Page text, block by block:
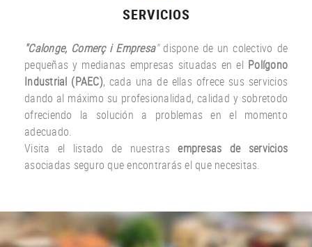
SERVICIOS
"Calonge, Comerç i Empresa"dispone de un colectivo de
pequeñas y medianas empresas situadas en el Polígono
Industrial (PAEC), cada una de ellas ofrece sus servicios
dando al máximo su profesionalidad, calidad y sobretodo
ofreciendo la solución a problemas en el momento
adecuado.
Visita el listado de nuestrasempresas de servicios
asociadas seguro que encontrarás el que necesitas.